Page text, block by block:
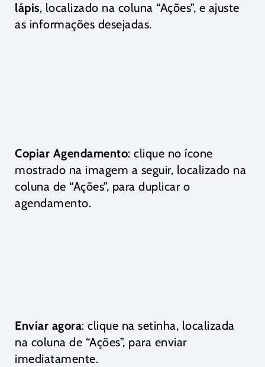
lápis, localizado na coluna “Ações”, e ajuste
as informações desejadas.
Copiar Agendamento: clique no ícone
mostrado na imagem a seguir, localizado na
coluna de “Ações”, para duplicar o
agendamento.
Enviar agora: clique na setinha, localizada
na coluna de “Ações”, para enviar
imediatamente.